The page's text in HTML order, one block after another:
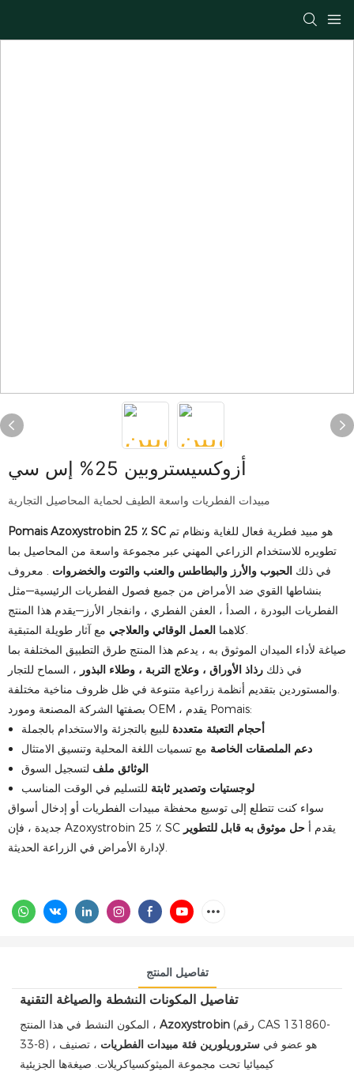
أزوكسيستروبين 25% إس سي
مبيدات الفطريات واسعة الطيف لحماية المحاصيل التجارية
Pomais Azoxystrobin 25 ٪ SC هو مبيد فطرية فعال للغاية ونظام تم
تطويره للاستخدام الزراعي المهني عبر مجموعة واسعة من المحاصيل بما
في ذلك الحبوب والأرز والبطاطس والعنب والتوت والخضروات . معروف
بنشاطها القوي ضد الأمراض من جميع فصول الفطريات الرئيسية—مثل
الفطريات البودرة ، الصدأ ، العفن الفطري ، وانفجار الأرز—يقدم هذا المنتج
كلاهما العمل الوقائي والعلاجي
مع آثار طويلة المتبقية.
صياغة لأداء الميدان الموثوق به ، يدعم هذا المنتج طرق التطبيق المختلفة بما
في ذلك رذاذ الأوراق ، وعلاج التربة ، وطلاء البذور ، السماح للتجار
والمستوردين بتقديم أنظمة زراعية متنوعة في ظل ظروف مناخية مختلفة.
بصفتها الشركة المصنعة ومورد OEM ، يقدم Pomais:
أحجام التعبئة متعددة للبيع بالتجزئة والاستخدام بالجملة
دعم الملصقات الخاصة مع تسميات اللغة المحلية وتنسيق الامتثال
الوثائق ملف لتسجيل السوق
لوجستيات وتصدير ثابتة للتسليم في الوقت المناسب
سواء كنت تتطلع إلى توسيع محفظة مبيدات الفطريات أو إدخال أسواق
جديدة ، فإن Azoxystrobin 25 ٪ SC يقدم أ حل موثوق به قابل للتطوير
لإدارة الأمراض في الزراعة الحديثة.
تفاصيل المنتج
تفاصيل المكونات النشطة والصياغة التقنية
المكون النشط في هذا المنتج ، Azoxystrobin (رقم CAS 131860-
33-8) ، هو عضو في ستروريلورين فئة مبيدات الفطريات ، تصنيف
كيميائيا تحت مجموعة الميثوكسياكريلات. صيغةها الجزيئية